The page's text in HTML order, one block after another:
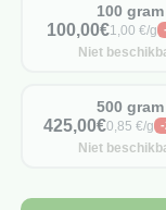
100 gram
100,00€1,00 €/g
Niet
500 gram
425,00€0,85 €/g
Niet